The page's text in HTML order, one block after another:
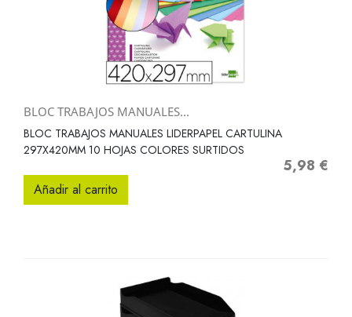
BLOC TRABAJOS MANUALES...
BLOC TRABAJOS MANUALES LIDERPAPEL CARTULINA
297X420MM 10 HOJAS COLORES SURTIDOS
Precio
5,98 €
Añadir al carrito